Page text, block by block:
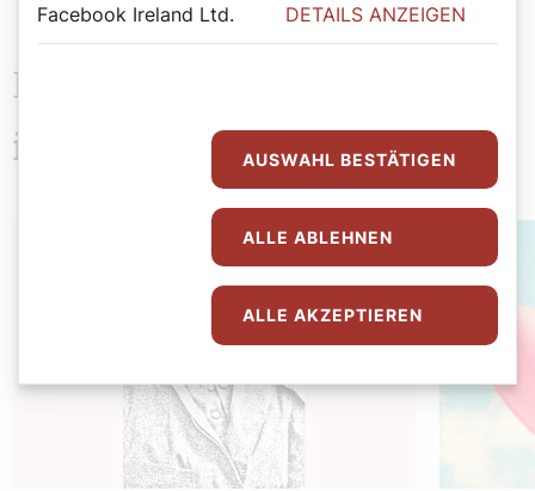
Das könnte Sie auch
interessieren
Facebook Ireland Ltd. DETAILS ANZEIGEN
AUSWAHL BESTÄTIGEN
ALLE ABLEHNEN
ALLE AKZEPTIEREN